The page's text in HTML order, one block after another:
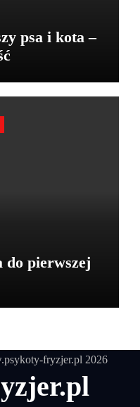
psa i kota –
do pierwszej
fryzjer.pl 2026